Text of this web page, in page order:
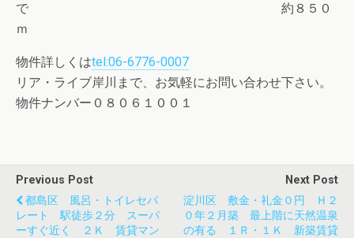
で 約８５０
ｍ
物件詳しくはtel:06-6776-0007
リア・ライブ岸川まで、お気軽にお問い合わせ下さい。
物件ナンバー０８０６１００１
Previous Post
都島区 風呂・トイレセパ
レート 駅徒歩２分 スーパ
ーすぐ近く ２Ｋ 賃貸マン
Next Post
淀川区 敷金・礼金０円 Ｈ２
０年２月築 最上階に天然温泉
の有る １Ｒ・１Ｋ 新築賃貸